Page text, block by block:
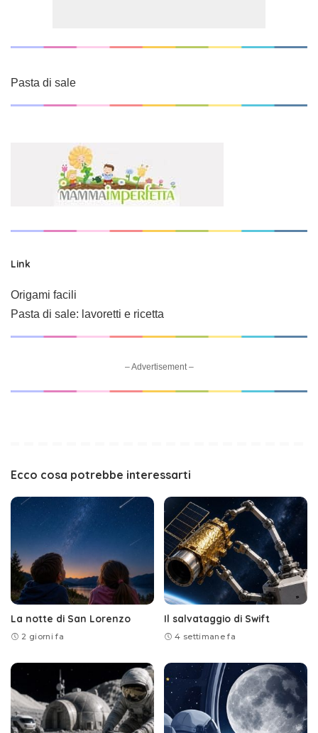
Pasta di sale
Link
Origami facili
Pasta di sale: lavoretti e ricetta
– Advertisement –
Ecco cosa potrebbe interessarti
La notte di San Lorenzo
2 giorni fa
Il salvataggio di Swift
4 settimane fa